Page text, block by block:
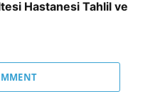
Hastanesi Tahlil ve